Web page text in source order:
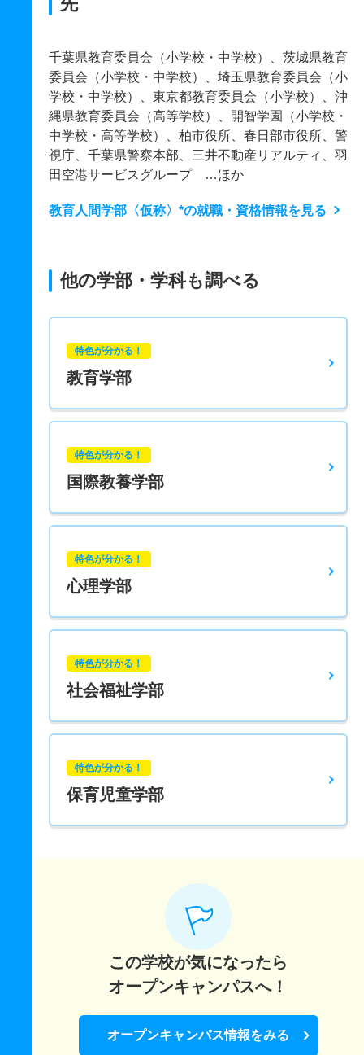
千葉県教育委員会（小学校・中学校）、茨城県教育
委員会（小学校・中学校）、埼玉県教育委員会（小
学校・中学校）、東京都教育委員会（小学校）、沖
縄県教育委員会（高等学校）、開智学園（小学校・
中学校・高等学校）、柏市役所、春日部市役所、警
視庁、千葉県警察本部、三井不動産リアルティ、羽
田空港サービスグループ …ほか
教育人間学部〈仮称〉*の就職・資格情報を見る
他の学部・学科も調べる
特色が分かる！
教育学部
特色が分かる！
国際教養学部
特色が分かる！
心理学部
特色が分かる！
社会福祉学部
特色が分かる！
保育児童学部
この学校が気になったら
オープンキャンパスへ！
オープンキャンパス情報をみる